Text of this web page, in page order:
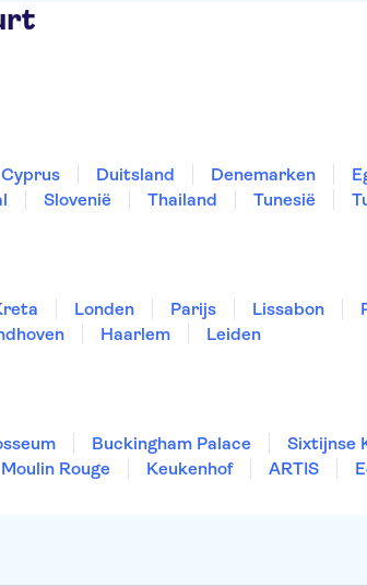
Cyprus Duitsland Denemarken
Slovenië Thailand Tunesië
Londen Parijs Lissabon
Haarlem
Leiden
Buckingham Palace Sixtijnse
Moulin Rouge Keukenhof ARTIS